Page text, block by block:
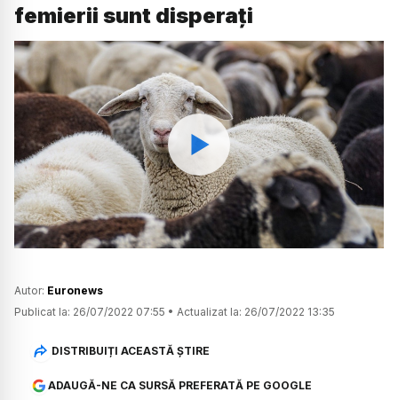
femierii sunt disperați
Watch
Autor: Euronews
Publicat la: 26/07/2022 07:55 • Actualizat la: 26/07/2022 13:35
DISTRIBUIȚI ACEASTĂ ȘTIRE
ADAUGĂ-NE CA SURSĂ PREFERATĂ PE GOOGLE